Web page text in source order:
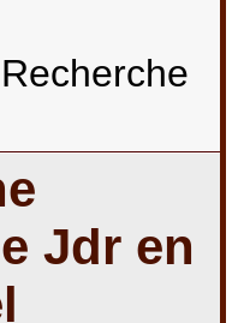
Recherche
Jdr en